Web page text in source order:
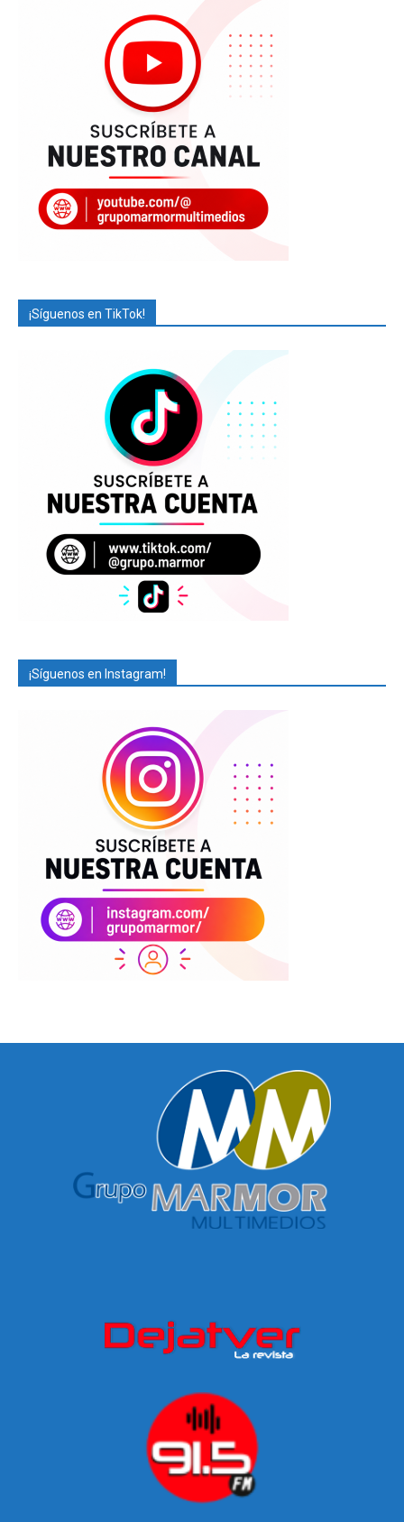
¡Síguenos en TikTok!
¡Síguenos en Instagram!